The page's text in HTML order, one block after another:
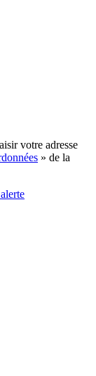
votre adresse
» de la